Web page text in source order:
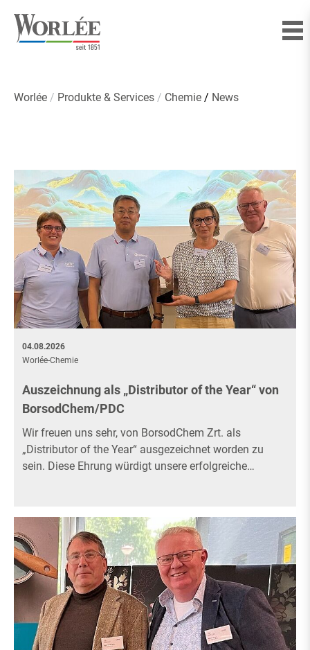
Worlée Produkte & Services Chemie News
04.08.2026
Worlée-Chemie
Auszeichnung als „Distributor of the Year“ von
BorsodChem/PDC
Wir freuen uns sehr, von BorsodChem Zrt. als
„Distributor of the Year“ ausgezeichnet worden zu
sein. Diese Ehrung würdigt unsere erfolgreiche…